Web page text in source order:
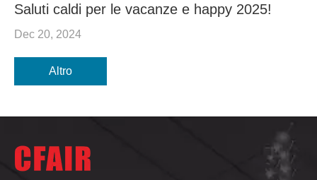
Saluti caldi per le vacanze e happy 2025!
Dec 20, 2024
Altro